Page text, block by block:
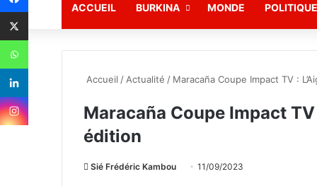
ACCUEIL BURKINA MONDE POLITIQUE
Accueil / Actualité / Maracaña Coupe Impact TV :
Maracaña Coupe Impact
édition
Sié Frédéric Kambou 11/09/2023